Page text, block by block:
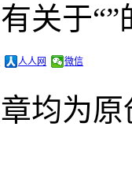
关于“”
人人网 微信
均为